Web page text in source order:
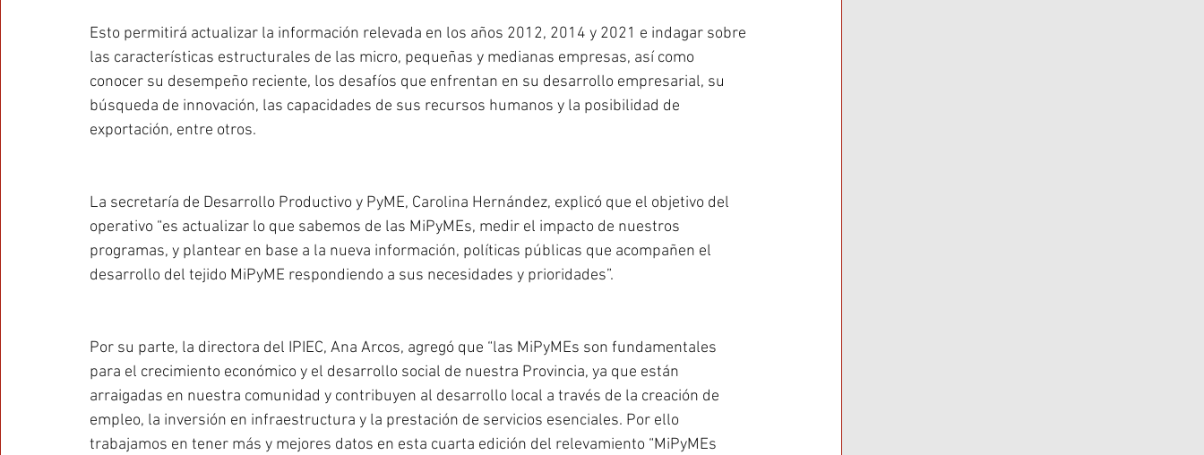
Esto permitirá actualizar la información relevada en los años 2012, 2014 y 2021 e indagar sobre
las características estructurales de las micro, pequeñas y medianas empresas, así como
conocer su desempeño reciente, los desafíos que enfrentan en su desarrollo empresarial, su
búsqueda de innovación, las capacidades de sus recursos humanos y la posibilidad de
exportación, entre otros.
La secretaría de Desarrollo Productivo y PyME, Carolina Hernández, explicó que el objetivo del
operativo “es actualizar lo que sabemos de las MiPyMEs, medir el impacto de nuestros
programas, y plantear en base a la nueva información, políticas públicas que acompañen el
desarrollo del tejido MiPyME respondiendo a sus necesidades y prioridades”.
Por su parte, la directora del IPIEC, Ana Arcos, agregó que “las MiPyMEs son fundamentales
para el crecimiento económico y el desarrollo social de nuestra Provincia, ya que están
arraigadas en nuestra comunidad y contribuyen al desarrollo local a través de la creación de
empleo, la inversión en infraestructura y la prestación de servicios esenciales. Por ello
trabajamos en tener más y mejores datos en esta cuarta edición del relevamiento “MiPyMEs